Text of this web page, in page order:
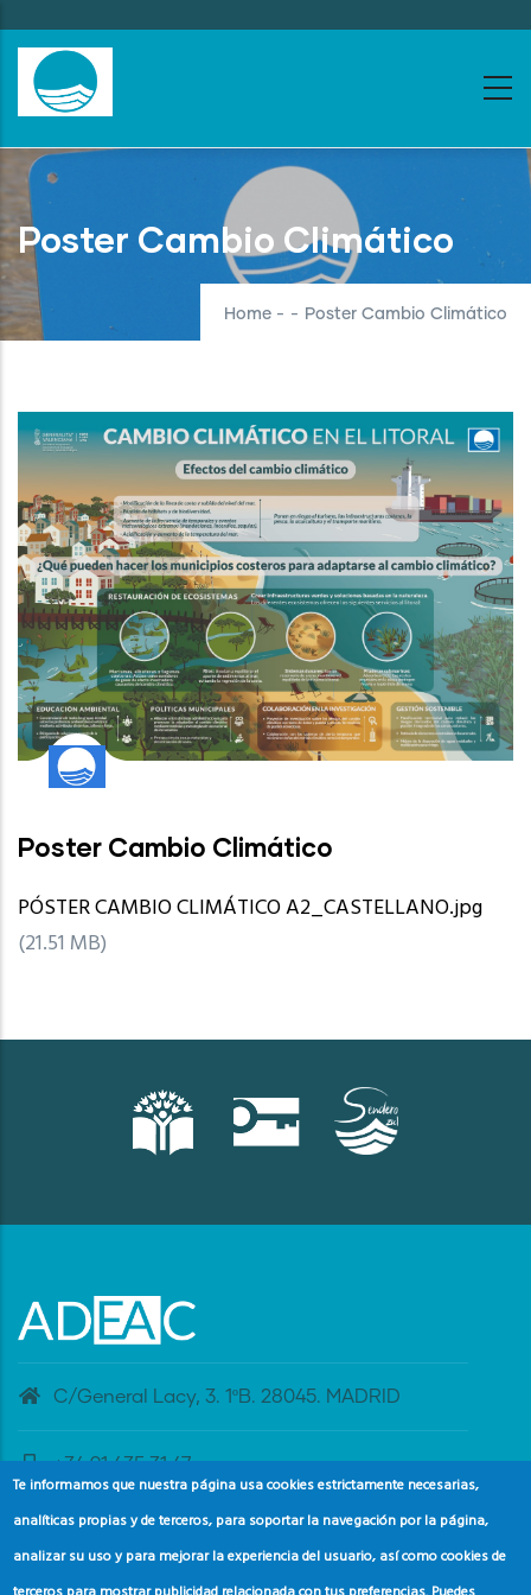
to
main
content
Poster Cambio Climático
Home - - Poster Cambio Climático
Poster Cambio Climático
PÓSTER CAMBIO CLIMÁTICO A2_CASTELLANO.jpg
(21.51 MB)
C/General Lacy, 3. 1ºB. 28045. MADRID
+34 91 435 31 47
banderaazul@adeac.es
Te informamos que nuestra página usa cookies estrictamente necesarias,
analíticas propias y de terceros, para soportar la navegación por la página,
analizar su uso y para mejorar la experiencia del usuario, así como cookies de